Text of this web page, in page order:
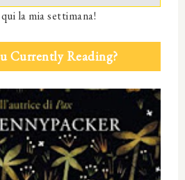
la mia settimana!
Currently Reading?